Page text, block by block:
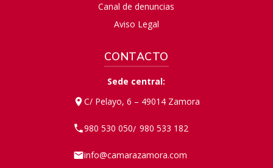
Canal de denuncias
Aviso Legal
CONTACTO
Sede central:
C/ Pelayo, 6 – 49014 Zamora
980 530 050/ 980 533 182
info@camarazamora.com